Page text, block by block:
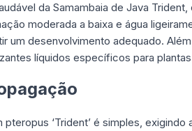
da Samambaia de Java
moderada a baixa e água
um desenvolvimento adequado.
líquidos específicos para
‘Trident’ é simples,